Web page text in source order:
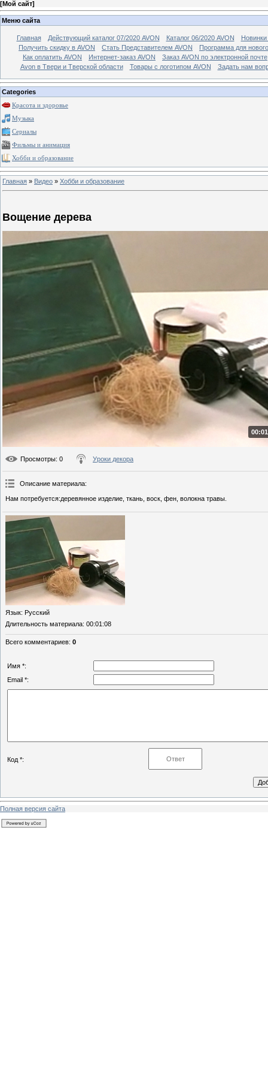
[Мой сайт]
Меню сайта
Главная Действующий каталог 07/2020 AVON Каталог 06/2020 AVON
Новинки
Получить скидку в AVON
Стать Представителем AVON
Программа для
Как оплатить AVON
Интернет-заказ AVON
Заказ AVON по электронной почте
Avon в Твери и Тверской области
Товары с логотипом AVON Задать нам
Categories
Красота и здоровье
Музыка
Сериалы
Фильмы и анимация
Хобби и образование
Главная » Видео » Хобби и образование
Вощение дерева
Просмотры: 0 Уроки декора
Описание материала:
Нам потребуется:деревянное изделие, ткань, воск, фен, волокна травы.
Язык: Русский
Длительность материала: 00:01:08
Всего комментариев: 0
Имя *:
Email *:
Код *:
Полная версия сайта